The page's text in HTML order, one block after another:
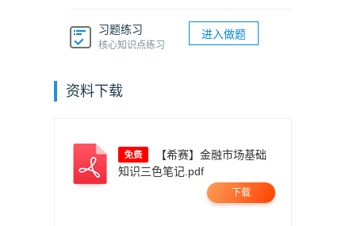
习题练习
核心知识点练习
进入做题
资料下载
知识三色笔记.pdf
下载